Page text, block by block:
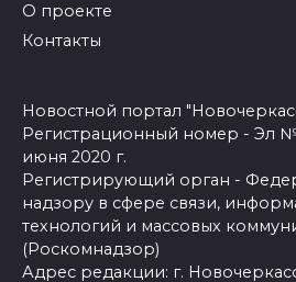
О проекте
Контакты
Новостной портал
Регистрационный номер - Эл
июня 2020 г.
Регистрирующий орган -
надзору в сфере связи,
технологий и массовых
(Роскомнадзор)
Адрес редакции: г.